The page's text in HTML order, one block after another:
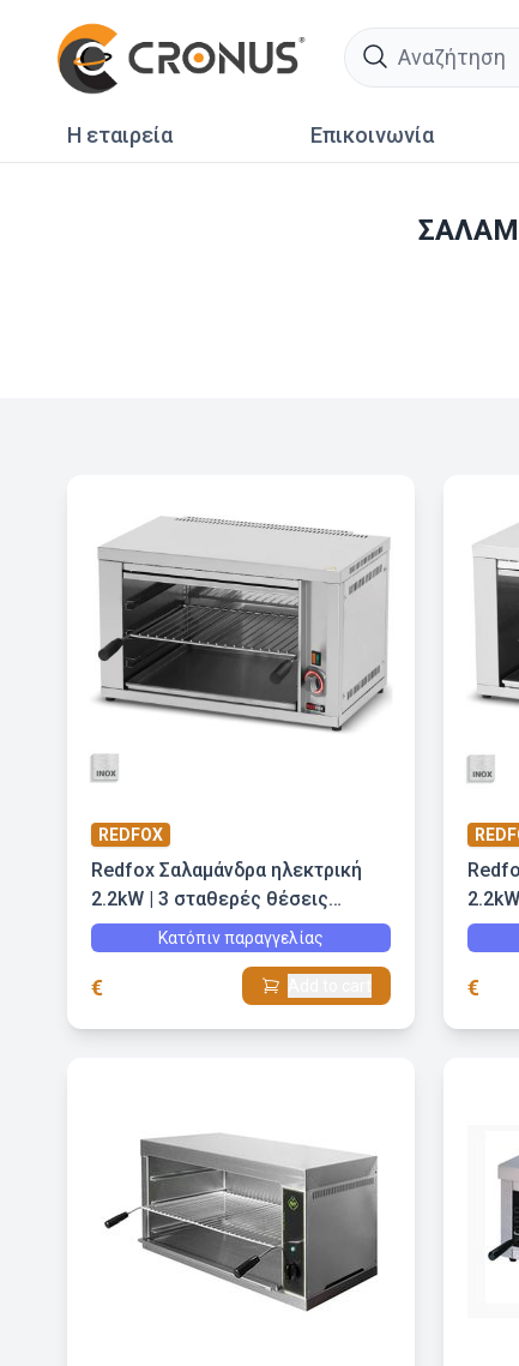
search
Η εταιρεία Επικοινωνία
REDFOX
Redfox Σαλαμάνδρα ηλεκτρική
2.2kW | 3 σταθερές θέσεις
σχάραςΚατόπιν παραγγελίας
€ €